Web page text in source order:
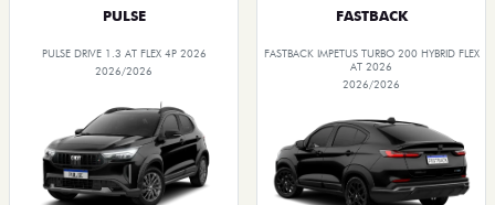
PULSE
PULSE DRIVE 1.3 AT FLEX 4P 2026
2026/2026
FASTBACK
FASTBACK IMPETUS TURBO 200 HYBRID FLEX
AT 2026
2026/2026